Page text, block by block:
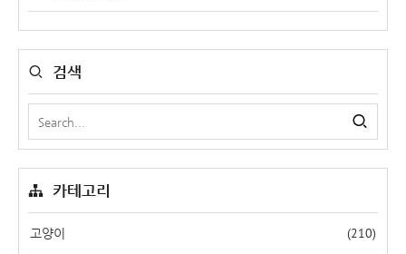
검색
카테고리
고양이 (210)